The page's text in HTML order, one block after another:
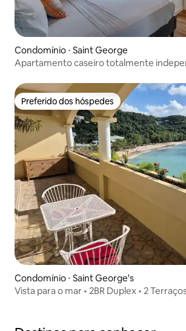
Condomínio ⋅ Saint George
Apartamento caseiro totalmente
Preferido dos hóspedes
Preferido dos hóspedes
Condomínio ⋅ Saint George's
Vista para o mar • 2BR Duplex • 2